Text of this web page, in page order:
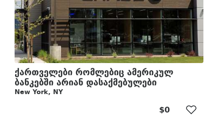
ქართველები რომლებიც ამერიკულ
ბანკებში არიან დასაქმებულები
New York, NY
$0